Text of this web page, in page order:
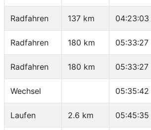
Radfahren 137 km 04:23:03
Radfahren 180 km 05:33:27
Radfahren 180 km 05:33:27
Wechsel 05:35:42
Laufen 2.6 km 05:45:35